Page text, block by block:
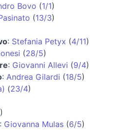
Bovo (1/1)
(13/3)
: Stefania Petyx (4/11)
(28/5)
: Giovanni Allevi (9/4)
: Andrea Gilardi (18/5)
(23/4)
)
: Giovanna Mulas (6/5)